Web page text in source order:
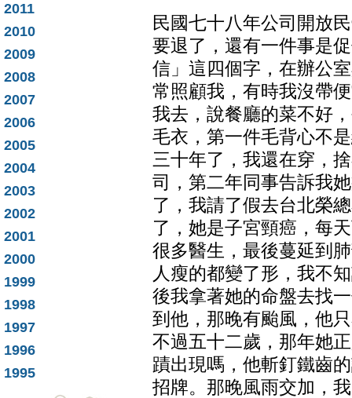
2011
2010
2009
2008
2007
2006
2005
2004
2003
2002
2001
2000
1999
1998
1997
1996
1995
民國七十八年公司開放
要退了，還有一件事是
信」這四個字，在辦公
常照顧我，有時我沒帶
我去，說餐廳的菜不好
毛衣，第一件毛背心不
三十年了，我還在穿，
司，第二年同事告訴我
了，我請了假去台北榮
了，她是子宮頸癌，每
很多醫生，最後蔓延到
人瘦的都變了形，我不
後我拿著她的命盤去找
到他，那晚有颱風，他
不過五十二歲，那年她
蹟出現嗎，他斬釘鐵齒
招牌。那晚風雨交加，